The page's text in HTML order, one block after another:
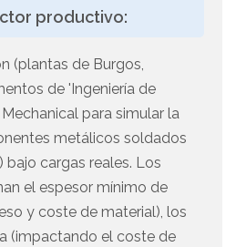
productivo:
(plantas de Burgos,
de 'Ingeniería de
para simular la
metálicos soldados
bajo cargas reales. Los
el espesor mínimo de
y coste de material), los
(impactando el coste de